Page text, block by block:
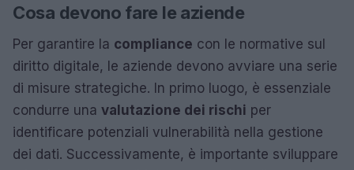
Cosa devono fare le aziende
Per garantire la compliance con le normative sul
diritto digitale, le aziende devono avviare una serie
di misure strategiche. In primo luogo, è essenziale
condurre una valutazione dei rischi per
identificare potenziali vulnerabilità nella gestione
dei dati. Successivamente, è importante sviluppare